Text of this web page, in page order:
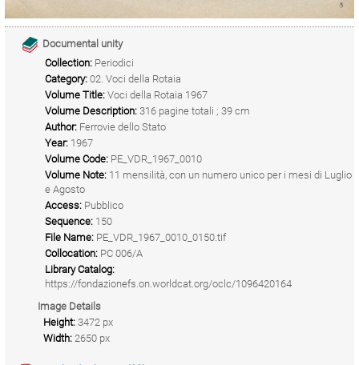
Documental unity
Collection: Periodici
Category: 02. Voci della Rotaia
Volume Title: Voci della Rotaia 1967
Volume Description: 316 pagine totali ; 39 cm
Author: Ferrovie dello Stato
Year: 1967
Volume Code: PE_VDR_1967_0010
Volume Note: 11 mensilità, con un numero unico per i mesi di Luglio
e Agosto
Access: Pubblico
Sequence: 150
File Name: PE_VDR_1967_0010_0150.tif
Collocation: PC 006/A
Library Catalog:
https://fondazionefs.on.worldcat.org/oclc/1096420164
Image Details
Height: 3472 px
Width: 2650 px